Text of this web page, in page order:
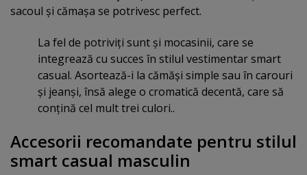
sacoul şi cămaşa se potrivesc perfect.
La fel de potriviţi sunt şi mocasinii, care se
integrează cu succes în stilul vestimentar smart
casual. Asortează-i la cămăşi simple sau în carouri
şi jeanşi, însă alege o cromatică decentă, care să
conţină cel mult trei culori..
Accesorii recomandate pentru stilul
smart casual masculin